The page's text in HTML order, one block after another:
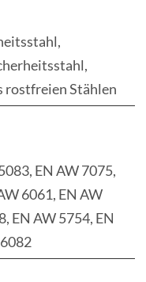
rostfreien Stählen
EN AW 7075,
6061, EN AW
EN AW 5754, EN